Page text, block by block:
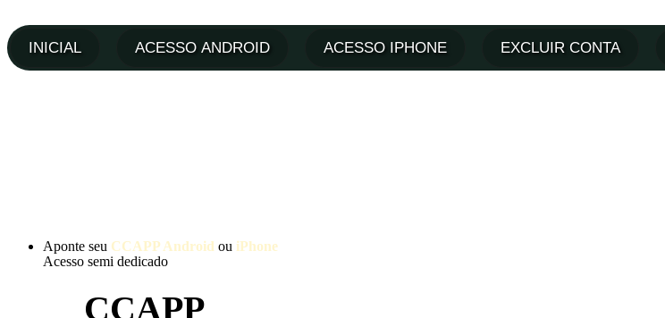
Aponte seu CCAPP Android ou iPhone
Acesso semi dedicado
CCAPP